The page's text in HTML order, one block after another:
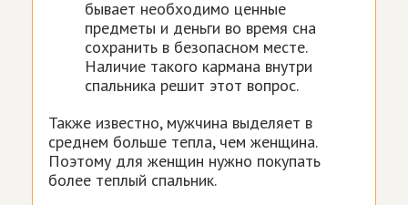
бывает необходимо ценные
предметы и деньги во время сна
сохранить в безопасном месте.
Наличие такого кармана внутри
спальника решит этот вопрос.
Также известно, мужчина выделяет в
среднем больше тепла, чем женщина.
Поэтому для женщин нужно покупать
более теплый спальник.